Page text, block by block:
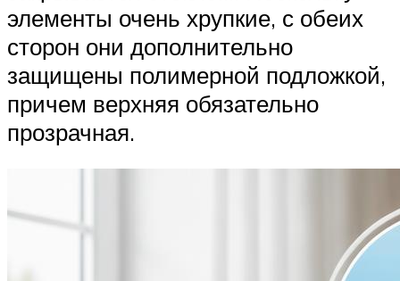
элементы очень хрупкие, с обеих
сторон они дополнительно
защищены полимерной подложкой,
причем верхняя обязательно
прозрачная.